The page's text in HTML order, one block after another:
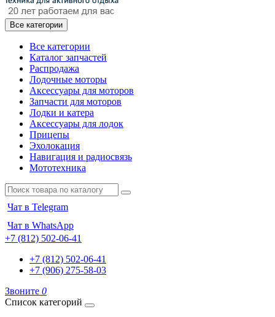
Все категории
Все категории
Каталог запчастей
Распродажа
Лодочные моторы
Аксессуары для моторов
Запчасти для моторов
Лодки и катера
Аксессуары для лодок
Прицепы
Эхолокация
Навигация и радиосвязь
Мототехника
Чат в Telegram
Чат в WhatsApp
+7 (812) 502-06-41
+7 (812) 502-06-41
+7 (906) 275-58-03
Звоните 0
Список категорий